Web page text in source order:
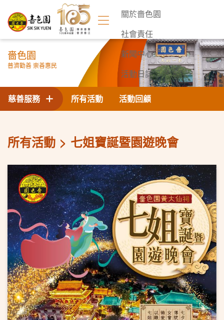
關於嗇色園
社會責任
新聞中心
活動日誌
聯絡我們
嗇色園
普濟勸善 崇善惠民
所有活動 活動回顧
慈善服務
所有活動 七姐寶誕暨園遊晚會